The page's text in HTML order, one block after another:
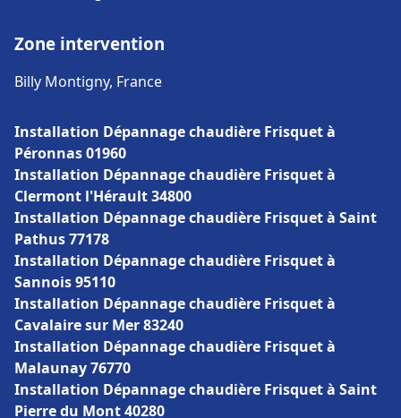
Zone intervention
Billy Montigny, France
Installation Dépannage chaudière Frisquet à
Péronnas 01960
Installation Dépannage chaudière Frisquet à
Clermont l'Hérault 34800
Installation Dépannage chaudière Frisquet à Saint
Pathus 77178
Installation Dépannage chaudière Frisquet à
Sannois 95110
Installation Dépannage chaudière Frisquet à
Cavalaire sur Mer 83240
Installation Dépannage chaudière Frisquet à
Malaunay 76770
Installation Dépannage chaudière Frisquet à Saint
Pierre du Mont 40280